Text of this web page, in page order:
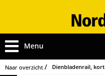
Menu
Naar overzicht Dienbladenrail, kort